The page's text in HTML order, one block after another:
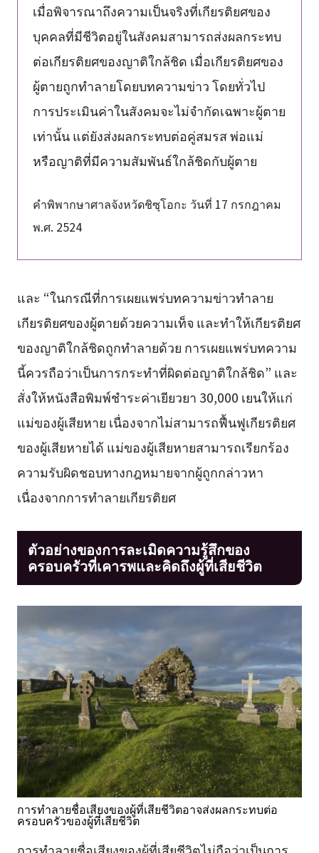
เมื่อพิจารณาถึงความเป็นจริงที่เกียรติยศของ
บุคคลที่มีชีวิตอยู่ในสังคมสามารถส่งผลกระทบ
ต่อเกียรติยศของญาติใกล้ชิด เมื่อเกียรติยศของ
ผู้ตายถูกทำลายโดยบทความข่าว โดยทั่วไป
การประเมินค่าในสังคมจะไม่จำกัดเฉพาะผู้ตาย
เท่านั้น แต่ยังส่งผลกระทบต่อคู่สมรส พ่อแม่
หรือญาติที่มีความสัมพันธ์ใกล้ชิดกับผู้ตาย
คำพิพากษาศาลจังหวัดชิซุโอกะ วันที่ 17 กรกฎาคม
พ.ศ. 2524
และ “ในกรณีที่การเผยแพร่บทความข่าวทำลาย
เกียรติยศของผู้ตายด้วยความเท็จ และทำให้เกียรติยศ
ของญาติใกล้ชิดถูกทำลายด้วย การเผยแพร่บทความ
นี้ควรถือว่าเป็นการกระทำที่ผิดต่อญาติใกล้ชิด” และ
สั่งให้หนังสือพิมพ์ชำระค่าเยียวยา 30,000 เยนให้แก่
แม่ของผู้เสียหาย เนื่องจากไม่สามารถฟื้นฟูเกียรติยศ
ของผู้เสียหายได้ แม่ของผู้เสียหายสามารถเรียกร้อง
ความรับผิดชอบทางกฎหมายจากผู้ถูกกล่าวหา
เนื่องจากการทำลายเกียรติยศ
ตัวอย่างของการละเมิดความรู้สึกของ
ครอบครัวที่เคารพและคิดถึงผู้ที่เสียชีวิต
การทำลายชื่อเสียงของผู้ที่เสียชีวิตอาจส่งผลกระทบต่อ
ครอบครัวของผู้ที่เสียชีวิต